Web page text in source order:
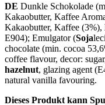
DE Dunkle Schokolade
Kakaobutter, Kaffee
Kakaobutter, Kaffee (3%),
E904); Emulgator (Soja
chocolate (min. cocoa
coffee flavour, decor:
hazelnut, glazing agent
natural vanilla favouring.
Dieses Produkt kann